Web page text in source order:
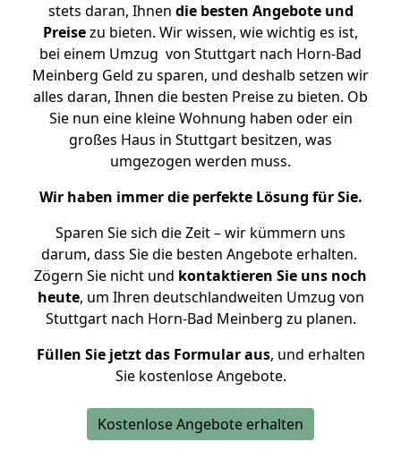
stets daran, Ihnen die besten Angebote und
Preisezu bieten. Wir wissen, wie wichtig es ist,
bei einem Umzug von Stuttgart nach Horn-Bad
Meinberg Geld zu sparen, und deshalb setzen wir
alles daran, Ihnen die besten Preise zu bieten. Ob
Sie nun eine kleine Wohnung haben oder ein
großes Haus in Stuttgart besitzen, was
umgezogen werden muss.
Wir haben immer die perfekte Lösung für Sie.
Sparen Sie sich die Zeit – wir kümmern uns
darum, dass Sie die besten Angebote erhalten.
Zögern Sie nicht und kontaktieren Sie uns noch
heute, um Ihren deutschlandweiten Umzug von
Stuttgart nach Horn-Bad Meinberg zu planen.
Füllen Sie jetzt das Formular aus, und erhalten
Sie kostenlose Angebote.
Kostenlose Angebote erhalten